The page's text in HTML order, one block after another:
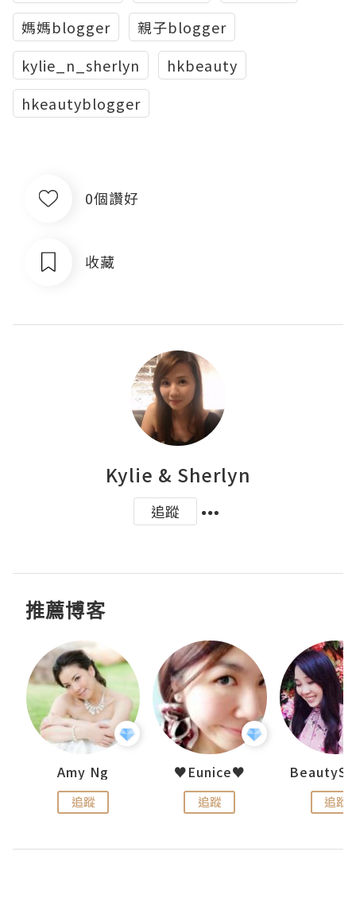
媽媽blogger
親子blogger
kylie_n_sherlyn
hkbeauty
hkeautyblogger
0個讚好
收藏
Kylie & Sherlyn
追蹤
推薦博客
Amy Ng
追蹤
♥Eunice♥
追蹤 追蹤